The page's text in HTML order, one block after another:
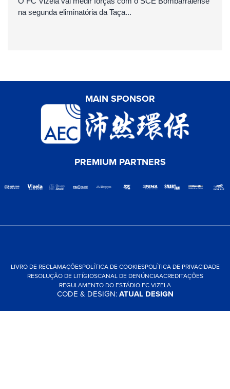
na segunda eliminatória da Taça...
MAIN SPONSOR
PREMIUM PARTNERS
LIVRO DE RECLAMAÇÕESPOLÍTICA DE COOKIESPOLÍTICA DE PRIVACIDADE
RESOLUÇÃO DE LITÍGIOSCANAL DE DENÚNCIAACREDITAÇÕES
REGULAMENTO DO ESTÁDIO FC VIZELA
CODE & DESIGN:ATUAL DESIGN